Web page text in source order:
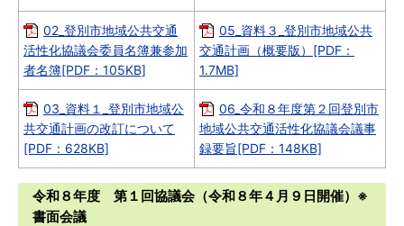
02_登別市地域公共交通
活性化協議会委員名簿兼参加
者名簿[PDF：105KB]
05_資料３_登別市地域公共
交通計画（概要版）[PDF：
1.7MB]
03_資料１_登別市地域公
共交通計画の改訂について
[PDF：628KB]
06_令和８年度第２回登別市
地域公共交通活性化協議会議事
録要旨[PDF：148KB]
令和８年度 第１回協議会（令和８年４月９日開催）※
書面会議